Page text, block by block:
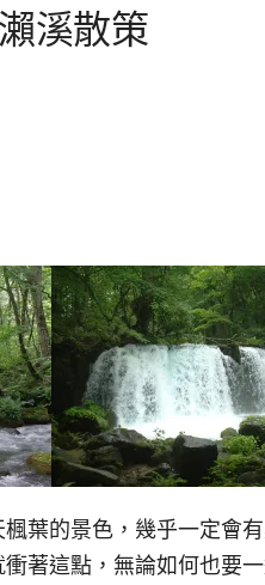
溪散策
的景色，幾乎一定會
著這點，無論如何也要